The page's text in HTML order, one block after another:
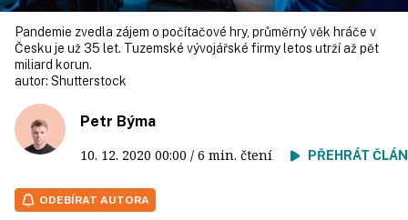
Pandemie zvedla zájem o počítačové hry, průměrný věk hráče v
Česku je už 35 let. Tuzemské vývojářské firmy letos utrží až pět
miliard korun.
autor: Shutterstock
Petr Býma
10. 12. 2020 00:00 / 6 min. čtení PŘEHRÁT
ODEBÍRAT AUTORA